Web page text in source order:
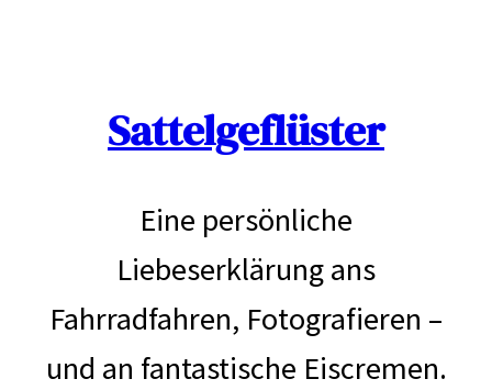
springenSattelgeflüster
Eine persönliche
Liebeserklärung ans
Fahrradfahren, Fotografieren –
und an fantastische Eiscremen.